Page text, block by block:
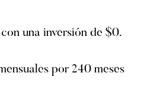
una inversión de $0.
por 240 meses